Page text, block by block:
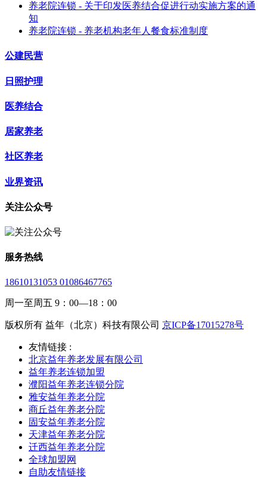
养老院连锁 - 关于印发医养结合促进行动实施方案的通
知
养老院连锁 - 养老机构老年人餐食标准制度
公建民营
日照护理
医养结合
居家养老
社区养老
业界资讯
关注公众号
服务热线
18610131053 01086467765
周一至周五 9：00—18：00
版权所有 益年（北京）科技有限公司 京ICP备17015278号
友情链接 :
北京益年养老发展有限公司
益年养老连锁加盟
濮阳益年养老连锁分院
雅安益年养老分院
商丘益年养老分院
固安益年养老分院
天津益年养老分院
迁西益年养老分院
全球加盟网
自助友情链接